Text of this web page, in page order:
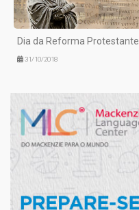
Dia da Reforma Protestante
31/10/2018